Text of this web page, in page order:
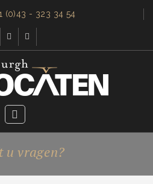
(0)43 - 323 34 54
u vragen?